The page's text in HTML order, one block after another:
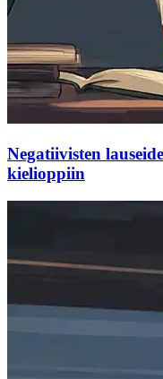
Negatiivisten
kielioppiin